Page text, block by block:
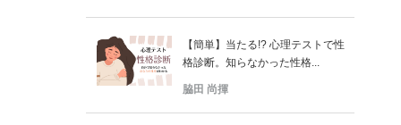
【簡単】当たる!? 心理テストで性
格診断。知らなかった性格...
脇田 尚揮